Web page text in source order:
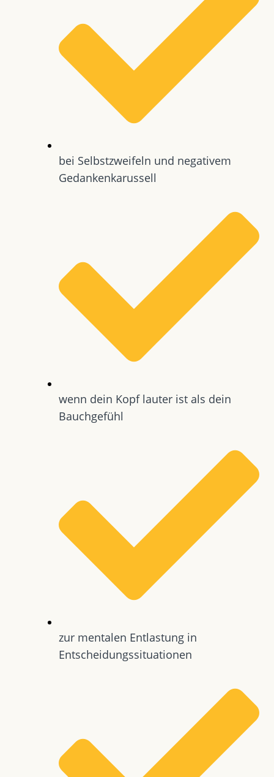
bei Selbstzweifeln und negativem
Gedankenkarussell
wenn dein Kopf lauter ist als dein
Bauchgefühl
zur mentalen Entlastung in
Entscheidungssituationen